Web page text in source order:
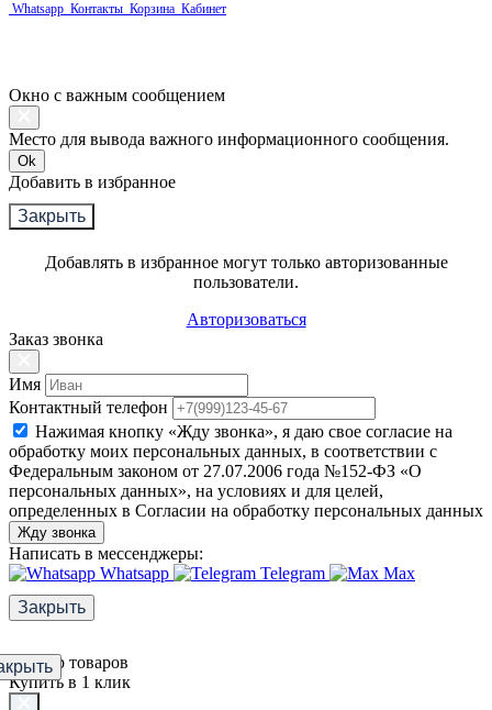
Whatsapp Контакты Корзина Кабинет
Окно с важным сообщением
Место для вывода важного информационного сообщения.
Ok
Добавить в избранное
Закрыть
Добавлять в избранное могут только авторизованные
пользователи.
Авторизоваться
Заказ звонка
Имя
Контактный телефон
Нажимая кнопку «Жду звонка», я даю свое согласие на
обработку моих персональных данных, в соответствии с
Федеральным законом от 27.07.2006 года №152-ФЗ «О
персональных данных», на условиях и для целей,
определенных в Согласии на обработку персональных данных
Жду звонка
Написать в мессенджеры:
Whatsapp
Telegram
Max
Закрыть
Фильтр товаров
Купить в 1 клик